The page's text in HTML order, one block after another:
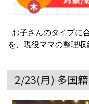
お子さんのタイプに
を、現役ママの整理
2/23(月) 多国